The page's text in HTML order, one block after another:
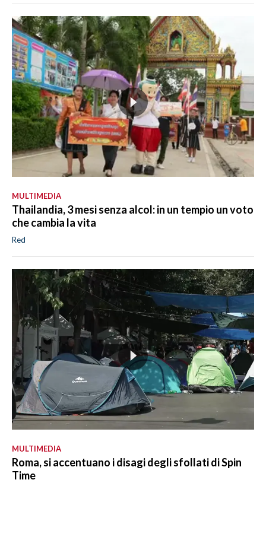
MULTIMEDIA
Thailandia, 3 mesi senza alcol: in un tempio un voto
che cambia la vita
Red
MULTIMEDIA
Roma, si accentuano i disagi degli sfollati di Spin
Time